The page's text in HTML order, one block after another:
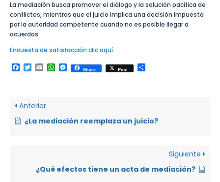
La mediación busca promover el diálogo y la solución pacífica de
conflictos, mientras que el juicio implica una decisión impuesta
por la autoridad competente cuando no es posible llegar a
acuerdos.
Encuesta de satisfacción clic aquí
Facebook
Twitter
EmailWhatsApp
Messenger
Share Post
Anterior
¿La mediación reemplaza un juicio?
Siguiente
¿Qué efectos tiene un acta de mediación?